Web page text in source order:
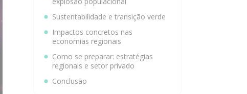
Sustentabilidade e transição verde
Impactos concretos nas
economias regionais
Como se preparar: estratégias
regionais e setor privado
Conclusão